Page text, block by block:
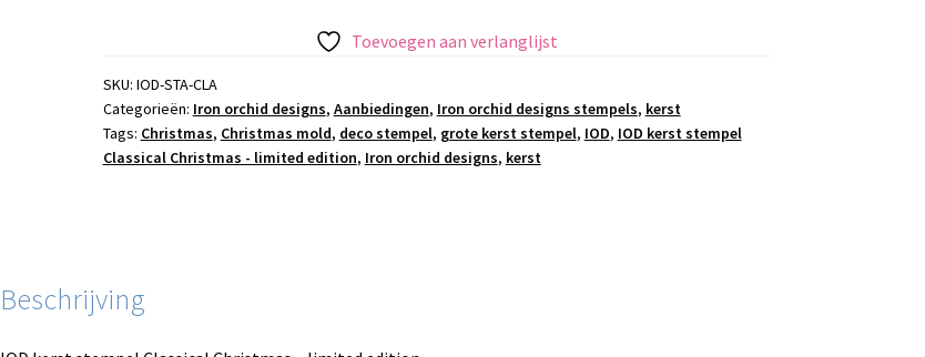
-
limited
edition
aantal
Toevoegen aan verlanglijst
SKU: IOD-STA-CLA
Categorieën: Iron orchid designs, Aanbiedingen, Iron orchid designs stempels, kerst
Tags: Christmas, Christmas mold, deco stempel, grote kerst stempel, IOD, IOD kerst stempel
Classical Christmas - limited edition, Iron orchid designs, kerst
Beschrijving